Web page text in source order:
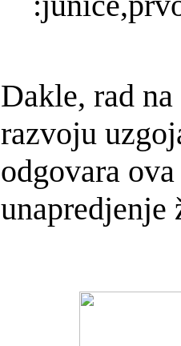
Dakle, rad
razvoju
odgovara
unapredjenje